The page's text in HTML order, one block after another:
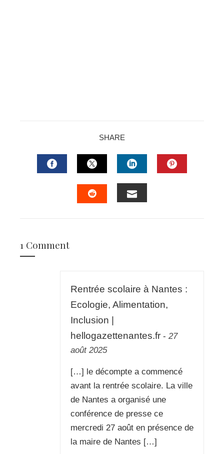
SHARE
FACEBOOKTWITTERLINKEDIN
1 Comment
Rentrée scolaire à Nantes :
Ecologie, Alimentation,
Inclusion |
hellogazettenantes.fr - 27
août 2025
[…] le décompte a commencé
avant la rentrée scolaire. La ville
de Nantes a organisé une
conférence de presse ce
mercredi 27 août en présence de
la maire de Nantes […]